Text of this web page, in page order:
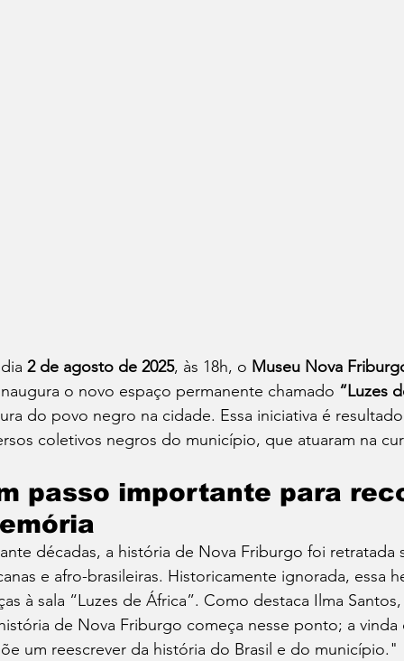
2 de agosto de 2025, às 18h, o Museu Nova
o novo espaço permanente chamado “Luzes
do povo negro na cidade. Essa iniciativa é
coletivos negros do município, que atuaram na
passo importante para
décadas, a história de Nova Friburgo foi
e afro-brasileiras. Historicamente ignorada, essa
à sala “Luzes de África”. Como destaca Ilma
de Nova Friburgo começa nesse ponto; a
um reescrever da história do Brasil e do município."